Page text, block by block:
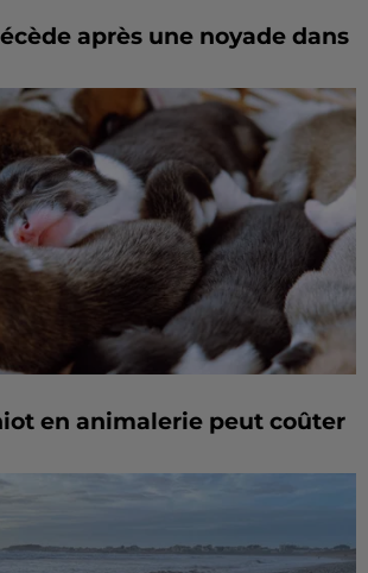
après une noyade dans
en animalerie peut coûter